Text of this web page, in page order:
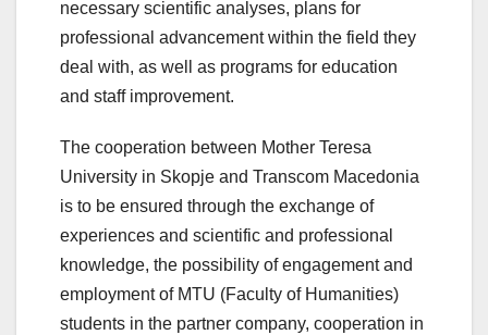
necessary scientific analyses, plans for
professional advancement within the field they
deal with, as well as programs for education
and staff improvement.
The cooperation between Mother Teresa
University in Skopje and Transcom Macedonia
is to be ensured through the exchange of
experiences and scientific and professional
knowledge, the possibility of engagement and
employment of MTU (Faculty of Humanities)
students in the partner company, cooperation in